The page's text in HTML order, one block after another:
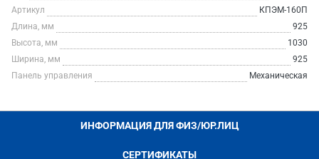
Артикул
КПЭМ-160П
Длина, мм
925
Высота, мм
1030
Ширина, мм
925
Панель управления
Механическая
ИНФОРМАЦИЯ ДЛЯ ФИЗ/ЮР.ЛИЦ
СЕРТИФИКАТЫ